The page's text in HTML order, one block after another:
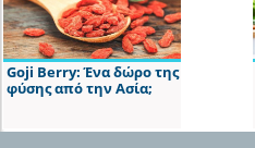
Goji Berry: Ένα δώρο της
φύσης από την Ασία;